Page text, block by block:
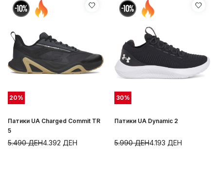
20%
Патики UA Charged Commit TR
5
4.392 ДЕН
5.490ДЕН
30%
Патики UA Dynamic 2
4.193 ДЕН
5.990ДЕН